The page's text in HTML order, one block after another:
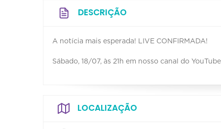
DESCRIÇÃO
A notícia mais esperada! LIVE CONFIRMADA!
Sábado, 18/07, às 21h em nosso canal do
LOCALIZAÇÃO